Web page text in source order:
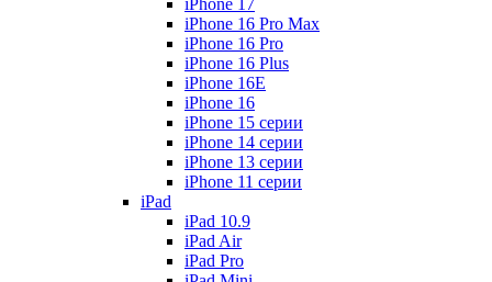
iPhone 17
iPhone 16 Pro Max
iPhone 16 Pro
iPhone 16 Plus
iPhone 16E
iPhone 16
iPhone 15 серии
iPhone 14 серии
iPhone 13 серии
iPhone 11 серии
iPad
iPad 10.9
iPad Air
iPad Pro